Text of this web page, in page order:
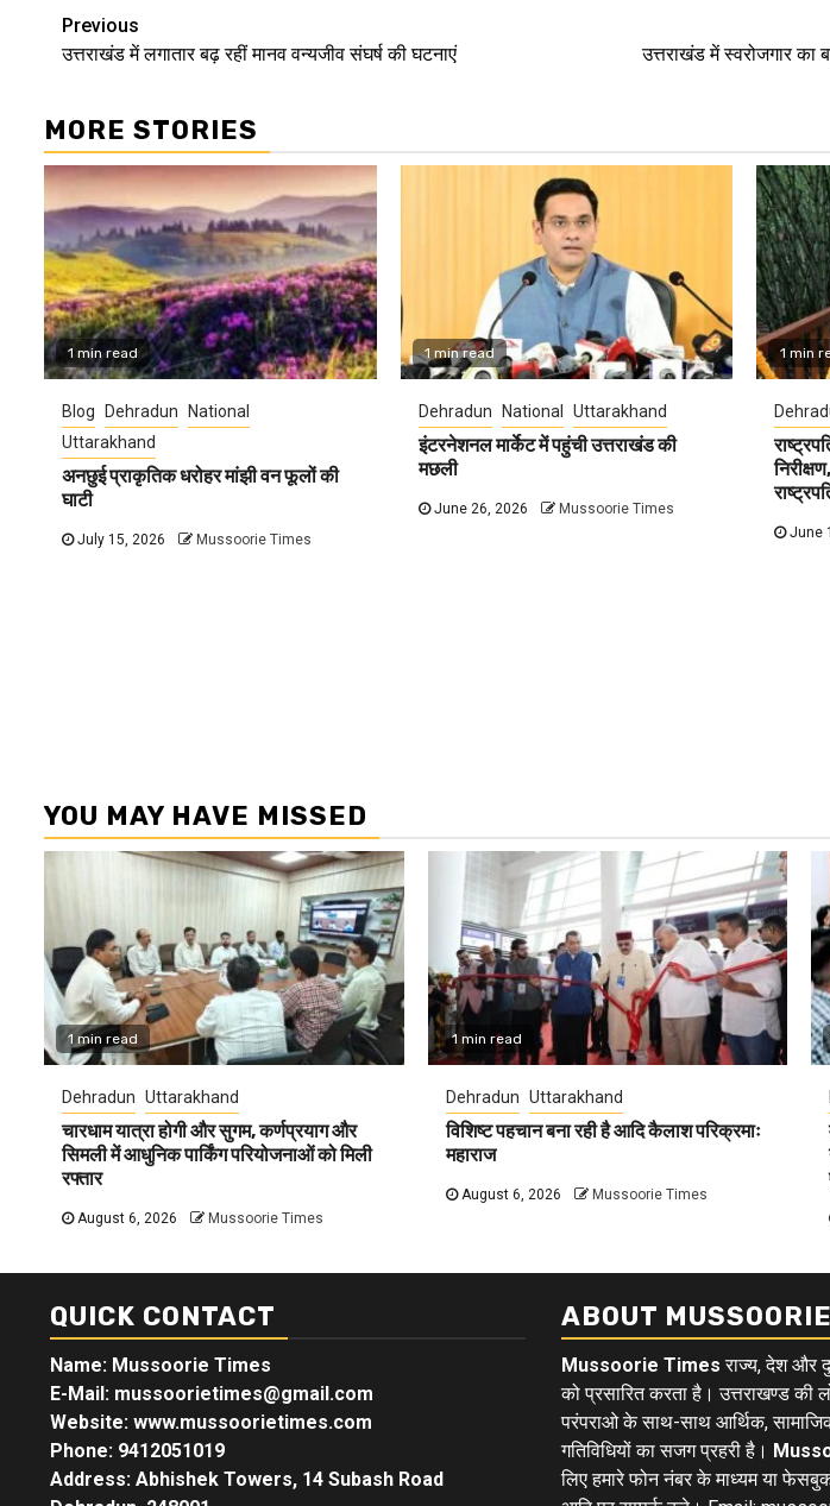
Continue
Reading
Previous
उत्तराखंड में लगातार बढ़ रहीं मानव वन्यजीव संघर्ष की घटनाएं
उत्तराखंड में स्वरोजगार का
MORE STORIES
1 min read
Blog Dehradun
National
Uttarakhand
अनछुई प्राकृतिक धरोहर मांझी वन फूलों की
घाटी
July 15, 2026 Mussoorie Times
1 min read
Dehradun National Uttarakhand
इंटरनेशनल मार्केट में पहुंची उत्तराखंड की
मछली
June 26, 2026 Mussoorie Times
1 min
June
YOU MAY HAVE MISSED
1 min read
Dehradun Uttarakhand
चारधाम यात्रा होगी और सुगम, कर्णप्रयाग और
सिमली में आधुनिक पार्किंग परियोजनाओं को मिली
रफ्तार
August 6, 2026 Mussoorie Times
1 min read
Dehradun Uttarakhand
विशिष्ट पहचान बना रही है आदि कैलाश परिक्रमाः
महाराज
August 6, 2026 Mussoorie Times
QUICK CONTACT
Name: Mussoorie Times
E-Mail: mussoorietimes@gmail.com
Website: www.mussoorietimes.com
Phone: 9412051019
Address: Abhishek Towers, 14 Subash Road
ABOUT
Mussoorie Times राज्य, देश और
को प्रसारित करता है। उत्तराखण्ड की
परंपराओ के साथ-साथ आर्थिक, सामाजिक
गतिविधियों का सजग प्रहरी है।
लिए हमारे फोन नंबर के माध्यम या